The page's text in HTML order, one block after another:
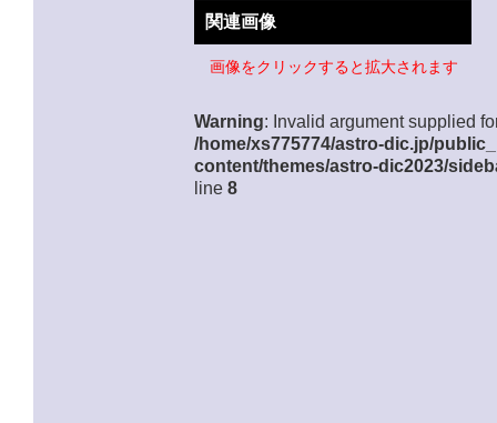
関連画像
画像をクリックすると拡大されます
Warning: Invalid argument supplied
/home/xs775774/astro-dic.jp/
content/themes/astro-dic2023/
line 8